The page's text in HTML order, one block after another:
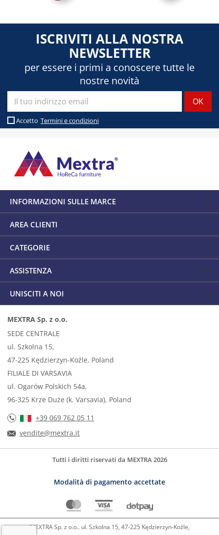
ISCRIVITI ALLA NOSTRA
NEWSLETTER
per essere i primi a conoscere tutte le
nostre novità
Accetto Termini e condizioni
INFORMAZIONI SULLE MARCE
AREA CLIENTI
CATEGORIE
ASSISTENZA
UNISCITI A NOI
MEXTRA Sp. z o.o.
SEDE CENTRALE
ul. Szkolna 15,
47-225 Kędzierzyn-Koźle, Poland
FILIALE DI VARSAVIA
ul. Ogarów Polskich 54a,
96-325 Krze Duże (k. Varsavia), Poland
+39 069 762 05 11
vendite@mextra.it
Tutti i diritti riservati da MEXTRA 2026
Modalità di pagamento accettate
MEXTRA Sp. z o.o.. ul. Szkolna 15, 47-225 Kędzierzyn-Koźle,